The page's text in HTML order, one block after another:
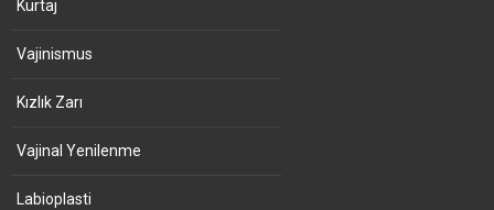
Kürtaj
Vajinismus
Kızlık Zarı
Vajinal Yenilenme
Labioplasti